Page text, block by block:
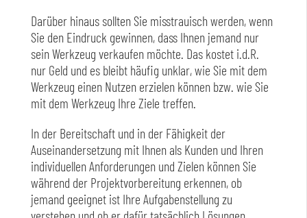
Darüber hinaus sollten Sie misstrauisch werden, wenn
Sie den Eindruck gewinnen, dass Ihnen jemand nur
sein Werkzeug verkaufen möchte. Das kostet i.d.R.
nur Geld und es bleibt häufig unklar, wie Sie mit dem
Werkzeug einen Nutzen erzielen können bzw. wie Sie
mit dem Werkzeug Ihre Ziele treffen.
In der Bereitschaft und in der Fähigkeit der
Auseinandersetzung mit Ihnen als Kunden und Ihren
individuellen Anforderungen und Zielen können Sie
während der Projektvorbereitung erkennen, ob
jemand geeignet ist Ihre Aufgabenstellung zu